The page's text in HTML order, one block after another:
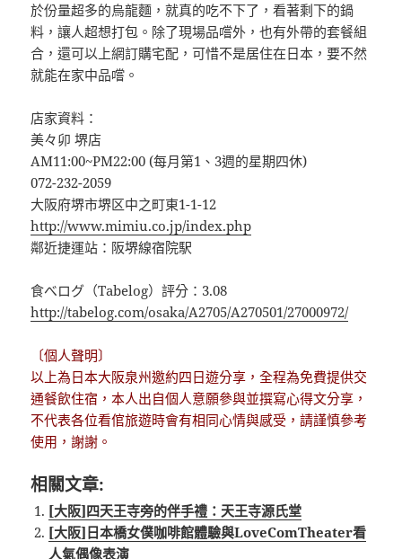
於份量超多的烏龍麵，就真的吃不下了，看著剩下的鍋
料，讓人超想打包。除了現場品嚐外，也有外帶的套餐組
合，還可以上網訂購宅配，可惜不是居住在日本，要不然
就能在家中品嚐。
店家資料：
美々卯 堺店
AM11:00~PM22:00 (每月第1、3週的星期四休)
072-232-2059
大阪府堺市堺区中之町東1-1-12
http://www.mimiu.co.jp/index.php
鄰近捷運站：阪堺線宿院駅
食べログ（Tabelog）評分：3.08
http://tabelog.com/osaka/A2705/A270501/27000972/
〔個人聲明〕
以上為日本大阪泉州邀約四日遊分享，全程為免費提供交
通餐飲住宿，本人出自個人意願參與並撰寫心得文分享，
不代表各位看倌旅遊時會有相同心情與感受，請謹慎參考
使用，謝謝。
相關文章:
[大阪]四天王寺旁的伴手禮：天王寺源氏堂
[大阪]日本橋女僕咖啡館體驗與LoveComTheater看
人氣偶像表演